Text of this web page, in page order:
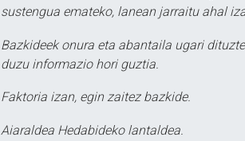
sustengua emateko, lanean jarraitu ahal
Bazkideek onura eta abantaila ugari
duzu informazio hori guztia.
Faktoria izan, egin zaitez bazkide.
Aiaraldea Hedabideko lantaldea.